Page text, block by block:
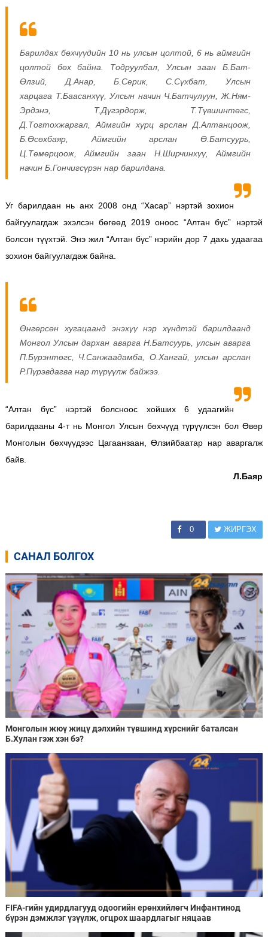
Барилдах бөхчүүдийн 10 нь улсын цолтой, 6 нь аймгийн
цолтой бөх байна. Тодруулбал, Улсын заан Б.Бат-
Өлзий, Д.Анар, Б.Серик, С.Сүхбат,Улсын
харцага Т.Баасанхүү,Улсын начин Ч.Батчулуун, Ж.Ням-
Эрдэнэ, Т.Дүгэрдорж, Т.Түвшинтөгс,
Д.Тогтохжаргал, Аймгийн хурц арслан Д.Алтанцоож,
Б.Өсөхбаяр, Аймгийн арслан Ө.Батсуурь,
Ц.Төмөрцоож,Аймгийн заан Н.Ширчинхүү,Аймгийн
начин Б.Гончигсүрэн нар барилдана.
Уг барилдаан нь анх 2008 онд “Хасар” нэртэй зохион
байгуулагдаж эхэлсэн бөгөөд 2019 оноос “Алтан бүс” нэртэй
болсон түүхтэй. Энэ жил “Алтан бүс” нэрийн дор 7 дахь удаагаа
зохион байгуулагдаж байна.
Өнгөрсөн хугацаанд энэхүү нэр хүндтэй барилдаанд
Монгол Улсын дархан аварга Н.Батсуурь, улсын аварга
П.Бүрэнтөгс, Ч.Санжаадамба, О.Хангай, улсын арслан
Р.Пүрэвдагва нар түрүүлж байжээ.
“Алтан бүс” нэртэй болсноос хойших 6 удаагийн
барилдааны 4-т нь Монгол Улсын бөхчүүд түрүүлсэн бол Өвөр
Монголын бөхчүүдээс Цагаанзаан, Өлзийбаатар нар аваргалж
байв.
Л.Баяр
0 ЖИРГЭХ
САНАЛ БОЛГОХ
Монголын жюү жицү дэлхийн түвшинд хүрснийг баталсан
Б.Хулан гэж хэн бэ?
FIFA-гийн удирдлагууд одоогийн ерөнхийлөгч Инфантинод
бүрэн дэмжлэг үзүүлж, огцрох шаардлагыг няцаав